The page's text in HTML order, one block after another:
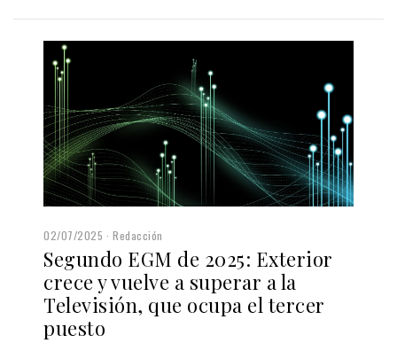
02/07/2025 Redacción
Segundo EGM de 2025: Exterior
crece y vuelve a superar a la
Televisión, que ocupa el tercer
puesto